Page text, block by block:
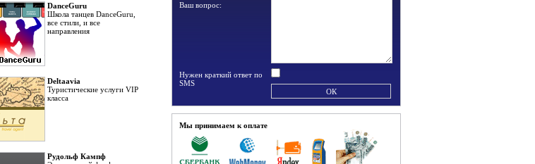
Ваш вопрос:
Нужен краткий ответ по
SMS
Мы принимаем к оплате
DanceGuru
Школа танцев DanceGuru,
все стили, и все
направления
Deltaavia
Туристические услуги VIP
класса
Рудольф Кампф